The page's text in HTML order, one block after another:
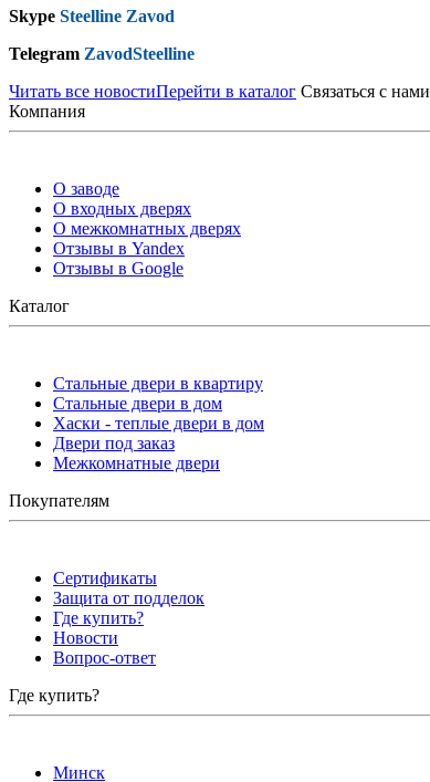
Skype Steelline Zavod
Telegram ZavodSteelline
Читать все новостиПерейти в каталог Связаться с нами
Компания
О заводе
О входных дверях
О межкомнатных дверях
Отзывы в Yandex
Отзывы в Google
Каталог
Стальные двери в квартиру
Стальные двери в дом
Хаски - теплые двери в дом
Двери под заказ
Межкомнатные двери
Покупателям
Сертификаты
Защита от подделок
Где купить?
Новости
Вопрос-ответ
Где купить?
Минск